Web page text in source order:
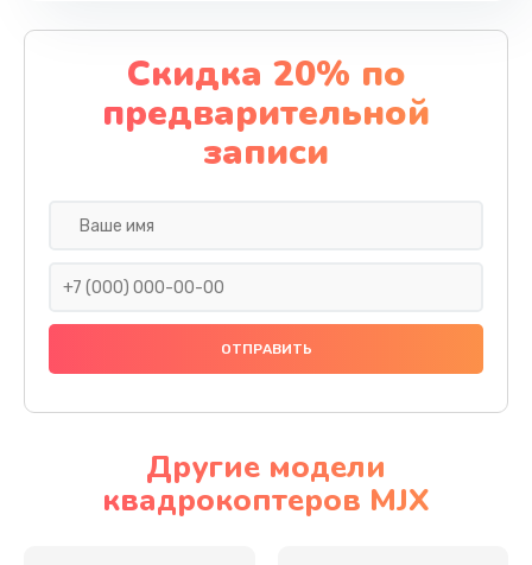
Скидка 20% по
предварительной
записи
Другие модели
квадрокоптеров MJX